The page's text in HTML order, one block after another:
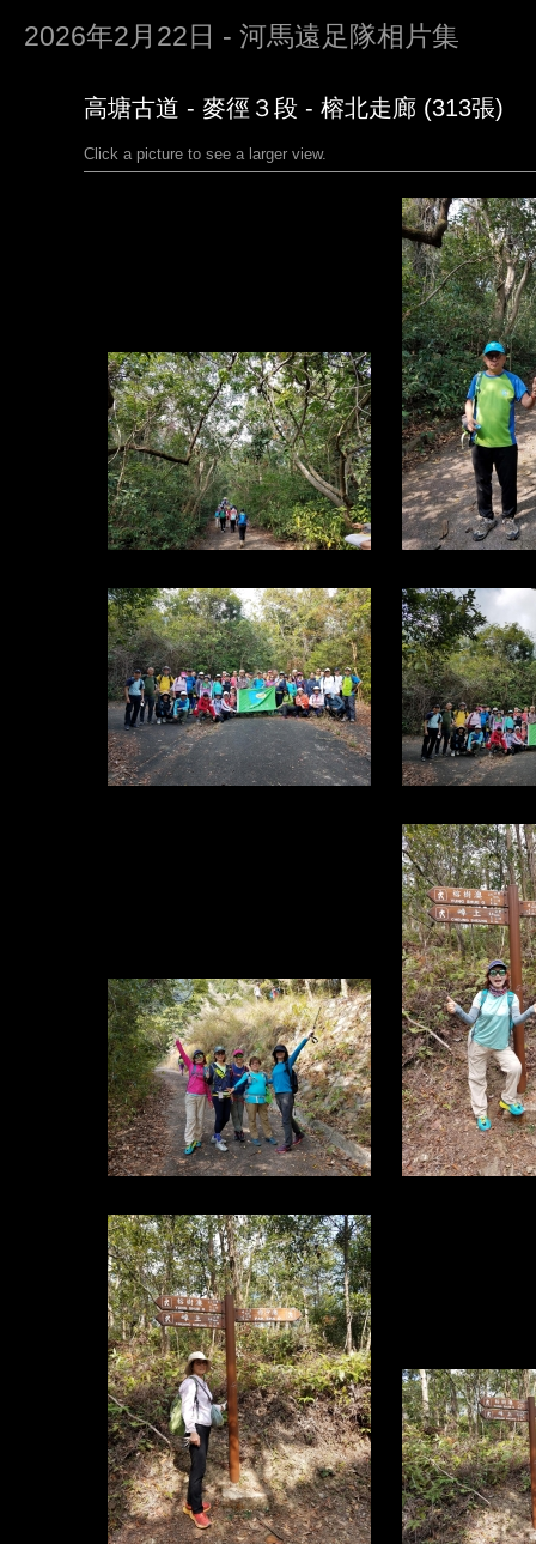
2026年2月22日 - 河馬遠足隊相片集
高塘古道 - 麥徑３段 - 榕北走廊 (313張)
Click a picture to see a larger view.